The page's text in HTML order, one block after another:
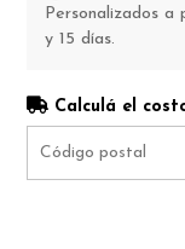
Personalizados
y 15 días.
Calculá el